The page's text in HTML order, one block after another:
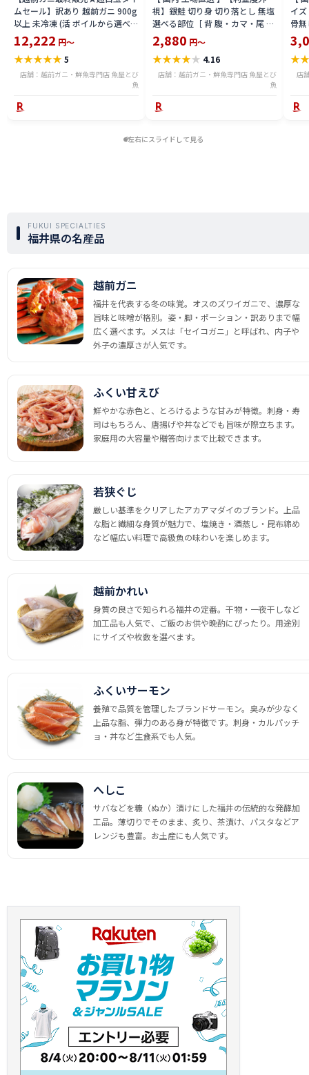
ムセール】訳あり 越前ガニ 900g
以上 未冷凍 (活 ボイルから選べ
る) 福井県産 国産 産地直送 脚折
れ 訳ありカニ 越前がに ズワイガ
ニ 越前 かに 送料無料 etz-900w
12,222 円～
★★★★★5
店舗：越前ガニ・鮮魚専門店 魚屋とび
魚
視】銀鮭 切り身 切り落とし 無塩
選べる部位［ 背 腹・カマ・尾 ］
600g〜2.4kg 骨取り・骨無し 骨
あり 切り落とし 骨取り・骨無し
切身 ses2301-12ka
2,880 円～
★★★★★ 4.16
店舗：越前ガニ・鮮魚専門店 魚屋とび
魚
イ
骨
(真
ライ
★
店
左右にスライドして見る
FUKUI SPECIALTIES
福井県の名産品
越前ガニ
福井を代表する冬の味覚。オスのズワイガニで、濃厚な
旨味と味噌が格別。姿・脚・ポーション・訳ありまで幅
広く選べます。メスは「セイコガニ」と呼ばれ、内子や
外子の濃厚さが人気です。
ふくい甘えび
鮮やかな赤色と、とろけるような甘みが特徴。刺身・寿
司はもちろん、唐揚げや丼などでも旨味が際立ちます。
家庭用の大容量や贈答向けまで比較できます。
若狭ぐじ
厳しい基準をクリアしたアカアマダイのブランド。上品
な脂と繊細な身質が魅力で、塩焼き・酒蒸し・昆布締め
など幅広い料理で高級魚の味わいを楽しめます。
越前かれい
身質の良さで知られる福井の定番。干物・一夜干しなど
加工品も人気で、ご飯のお供や晩酌にぴったり。用途別
にサイズや枚数を選べます。
ふくいサーモン
養殖で品質を管理したブランドサーモン。臭みが少なく
上品な脂、弾力のある身が特徴です。刺身・カルパッチ
ョ・丼など生食系でも人気。
へしこ
サバなどを糠（ぬか）漬けにした福井の伝統的な発酵加
工品。薄切りでそのまま、炙り、茶漬け、パスタなどア
レンジも豊富。お土産にも人気です。